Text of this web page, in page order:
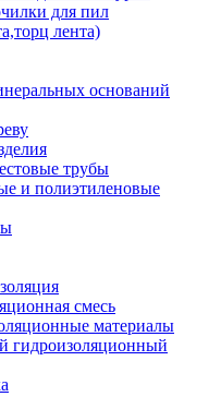
для пил
лента)
оснований
трубы
и полиэтиленовые
смесь
материалы
гидроизоляционный